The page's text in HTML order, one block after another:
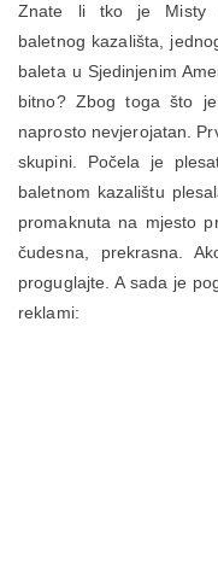
Znate li tko je Misty
baletnog kazališta,
baleta u Sjedinjenim
bitno? Zbog toga što
naprosto nevjerojatan.
skupini. Počela je
baletnom kazalištu
promaknuta na mjesto
čudesna, prekrasna.
proguglajte. A sada je
reklami: